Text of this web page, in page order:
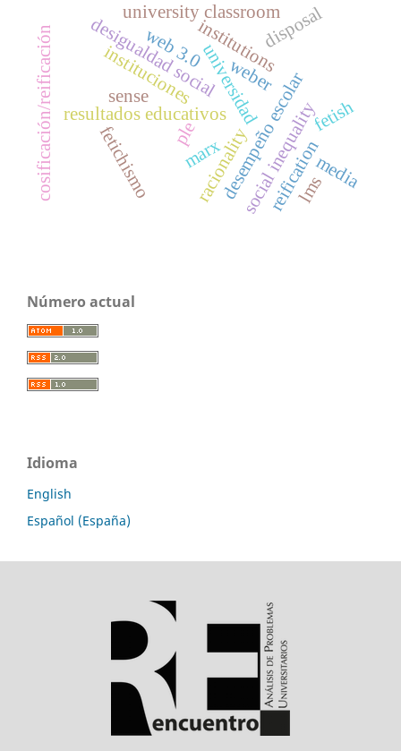
universidad
fetichismo
resultados educativosdesempeño escolar
social inequality
desigualdad social
racionality
weber
institutions
instituciones
fetish
disposal
reification
cosificación/reificación marx media
ple
lms
web 3.0
university classroom
sense
Número actual
Idioma
English
Español (España)